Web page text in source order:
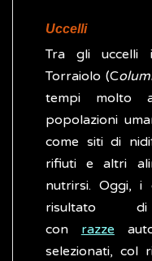
Uccelli
Tra gli uccelli
Torraiolo (C
tempi molto
popolazioni
come siti di
rifiuti e altri
nutrirsi. Oggi, i
risultato
con razze
selezionati, col